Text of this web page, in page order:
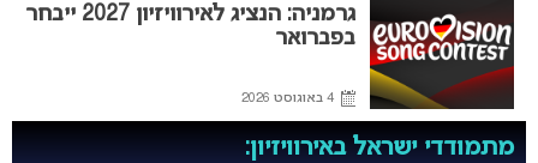
גרמניה: הנציג לאירוויזיון 2027 ייבחר
בפברואר
4 באוגוסט 2026
מתמודדי ישראל באירוויזיון: